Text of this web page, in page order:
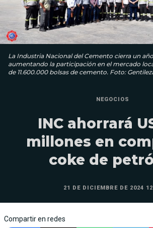
La Industria Nacional del Cemento cierra un
aumentando la participación en el mercado
de 11.600.000 bolsas de cemento. Foto:
NEGOCIOS
INC ahorrará
millones en
coke de
21 DE DICIEMBRE DE 2024
Compartir en redes